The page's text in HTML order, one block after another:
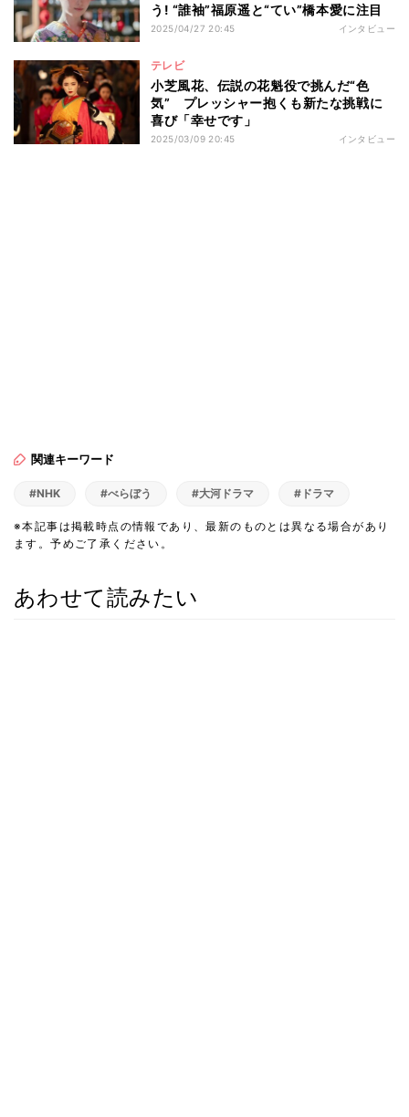
う! “誰袖”福原遥と“てい”橋本愛に注目
2025/04/27 20:45 インタビュー
テレビ
小芝風花、伝説の花魁役で挑んだ“色
気” プレッシャー抱くも新たな挑戦に
喜び「幸せです」
2025/03/09 20:45 インタビュー
関連キーワード
#NHK #べらぼう #大河ドラマ #ドラマ
※本記事は掲載時点の情報であり、最新のものとは異なる場合があり
ます。予めご了承ください。
あわせて読みたい